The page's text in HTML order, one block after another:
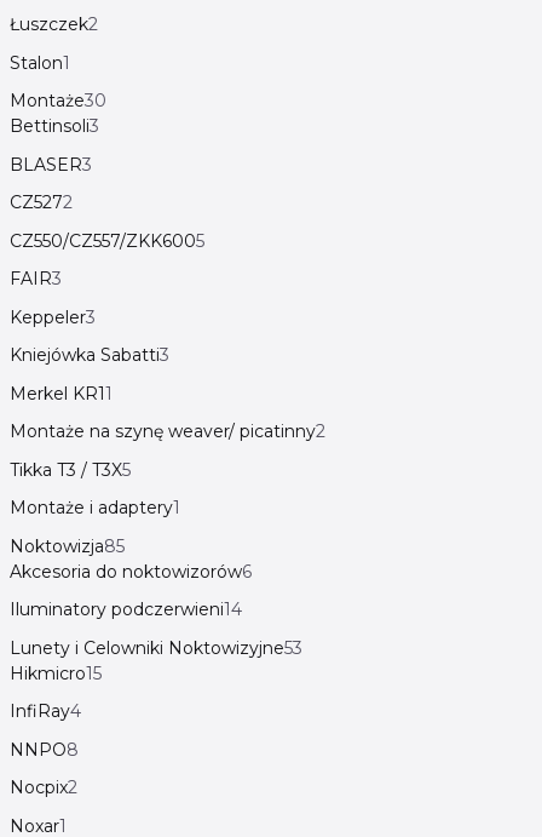
Łuszczek2
Stalon1
Montaże30
Bettinsoli3
BLASER3
CZ5272
CZ550/CZ557/ZKK6005
FAIR3
Keppeler3
Kniejówka Sabatti3
Merkel KR11
Montaże na szynę weaver/ picatinny2
Tikka T3 / T3X5
Montaże i adaptery1
Noktowizja85
Akcesoria do noktowizorów6
Iluminatory podczerwieni14
Lunety i Celowniki Noktowizyjne53
Hikmicro15
InfiRay4
NNPO8
Nocpix2
Noxar1